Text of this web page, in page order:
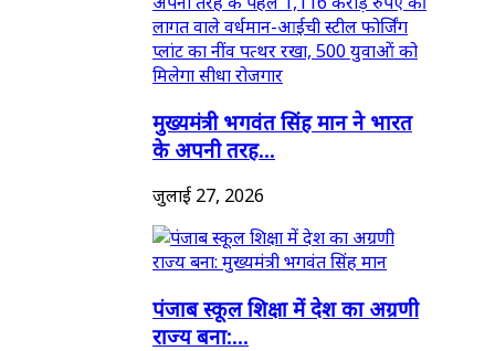
मुख्यमंत्री भगवंत सिंह मान ने भारत
के अपनी तरह...
जुलाई 27, 2026
पंजाब स्कूल शिक्षा में देश का अग्रणी
राज्य बना:...